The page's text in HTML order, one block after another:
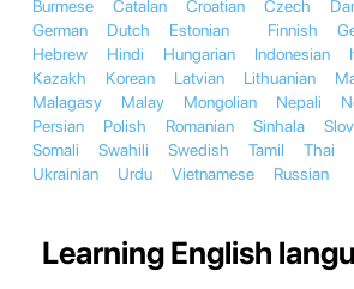
Burmese
Catalan Croatian Czech
German
Dutch Estonian Finnish
Hebrew
Hindi Hungarian Indonesian
Kazakh
Korean Latvian Lithuanian
Malagasy
Malay Mongolian Nepali
Persian
Polish Romanian Sinhala
Somali
Swahili Swedish Tamil Thai
Ukrainian
Urdu Vietnamese Russian
Learning English